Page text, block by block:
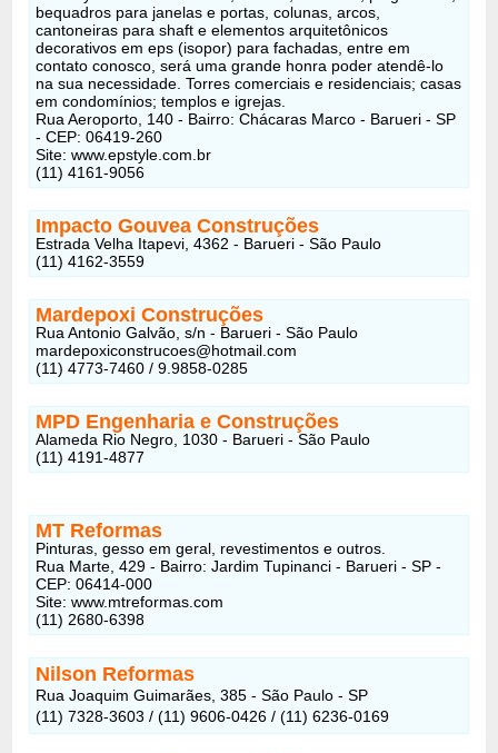
bequadros para janelas e portas, colunas, arcos,
cantoneiras para shaft e elementos arquitetônicos
decorativos em eps (isopor) para fachadas, entre em
contato conosco, será uma grande honra poder atendê-lo
na sua necessidade. Torres comerciais e residenciais; casas
em condomínios; templos e igrejas.
Rua Aeroporto, 140 - Bairro: Chácaras Marco - Barueri - SP
- CEP: 06419-260
Site: www.epstyle.com.br
(11) 4161-9056
Impacto Gouvea Construções
Estrada Velha Itapevi, 4362 - Barueri - São Paulo
(11) 4162-3559
Mardepoxi Construções
Rua Antonio Galvão, s/n - Barueri - São Paulo
mardepoxiconstrucoes@hotmail.com
(11) 4773-7460 / 9.9858-0285
MPD Engenharia e Construções
Alameda Rio Negro, 1030 - Barueri - São Paulo
(11) 4191-4877
MT Reformas
Pinturas, gesso em geral, revestimentos e outros.
Rua Marte, 429 - Bairro: Jardim Tupinanci - Barueri - SP -
CEP: 06414-000
Site: www.mtreformas.com
(11) 2680-6398
Nilson Reformas
Rua Joaquim Guimarães, 385 - São Paulo - SP
(11) 7328-3603 / (11) 9606-0426 / (11) 6236-0169